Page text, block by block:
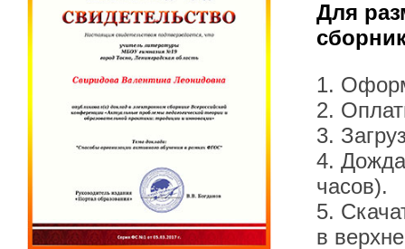
Для
1.
2.
3.
4.
часов).
5.
в